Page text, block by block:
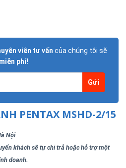
viên tư vấn của chúng tôi sẽ
miễn phí!
PENTAX MSHD-2/15
Nội
khách sẽ tự chi trả hoặc hỗ trợ một
doanh.